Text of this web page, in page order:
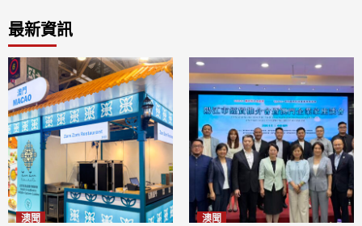
最新資訊
澳聞 澳聞